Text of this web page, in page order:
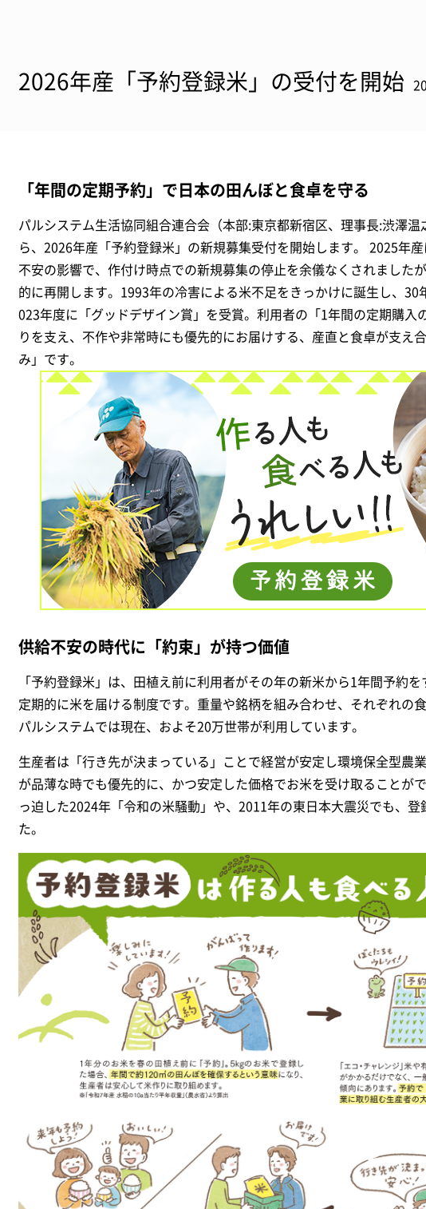
2026年産「予約登録米」の受付を開始
「年間の定期予約」で日本の田んぼと食卓を守る
パルシステム生活協同組合連合会（本部:東京都新宿区、理事長:渋澤
ら、2026年産「予約登録米」の新規募集受付を開始します。 2025年
不安の影響で、作付け時点での新規募集の停止を余儀なくされました
的に再開します。1993年の冷害による米不足をきっかけに誕生し、30
023年度に「グッドデザイン賞」を受賞。利用者の「1年間の定期購入
りを支え、不作や非常時にも優先的にお届けする、産直と食卓が支え
み」です。
供給不安の時代に「約束」が持つ価値
「予約登録米」は、田植え前に利用者がその年の新米から1年間予約
定期的に米を届ける制度です。重量や銘柄を組み合わせ、それぞれの
パルシステムでは現在、およそ20万世帯が利用しています。
生産者は「行き先が決まっている」ことで経営が安定し環境保全型農
が品薄な時でも優先的に、かつ安定した価格でお米を受け取ることが
っ迫した2024年「令和の米騒動」や、2011年の東日本大震災でも、
た。